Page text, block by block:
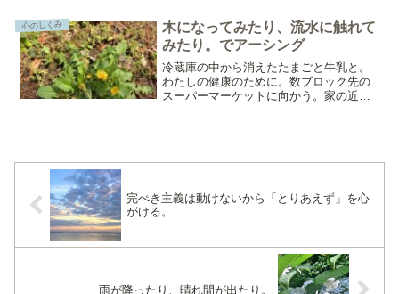
ック！なかなか、ぼーっとがうまくいか
ない。そんなときは、ぼー...
心のしくみ
木になってみたり、流水に触れて
みたり。でアーシング
冷蔵庫の中から消えたたまごと牛乳と。
わたしの健康のために。数ブロック先の
スーパーマーケットに向かう。家の近く
完ぺき主義は動けないから「とりあえず」を心
がける。
雨が降ったり、晴れ間が出たり。